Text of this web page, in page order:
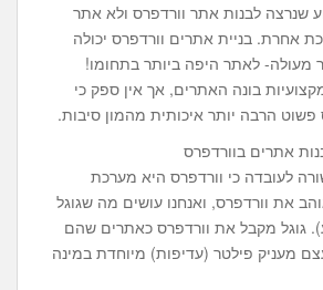
שנרצה לבנות אתר וורדפרס ולא אתר
אחרת. בניית אתרים וורדפרס יכולה
מעולה- לאתר היפה ביותר בתחומו!
בונה האתרים, אך אין ספק כי
פשוט הרבה יותר איכותית מהמון סיבות.
אתרים בוורדפרס
לעובדה כי וורדפרס היא מערכת
את וורדפרס, ואנחנו עושים מה שגוגל
גוגל מקבל את וורדפרס כאתרים שהם
מעניק פילטר (עדיפות) מיוחדת במינה